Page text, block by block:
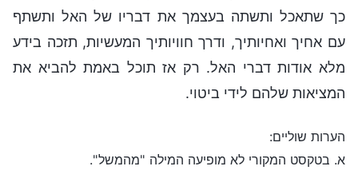
כך שתאכל ותשתה בעצמך את דבריו של האל ותשתף
עם אחיך ואחיותיך, ודרך חוויותיך המעשיות, תזכה בידע
מלא אודות דברי האל. רק אז תוכל באמת להביא את
המציאות שלהם לידי ביטוי.
הערות שוליים:
א. בטקסט המקורי לא מופיעה המילה "מהמשל".